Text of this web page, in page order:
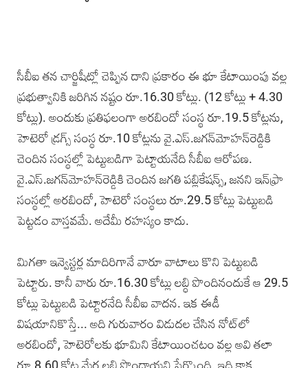
సీబీఐ తన చార్జిషీట్లో చెప్పిన దాని ప్రకారం ఈ భూ కేటాయింపు వల్ల
ప్రభుత్వానికి జరిగిన నష్టం రూ.16.30 కోట్లు. (12 కోట్లు + 4.30
కోట్లు). అందుకు ప్రతిఫలంగా అరబిందో సంస్థ రూ.19.5 కోట్లను,
హెటెరో డ్రగ్స్ సంస్థ రూ.10 కోట్లను వై.ఎస్.జగన్‌మోహన్‌రెడ్డికి
చెందిన సంస్థల్లో పెట్టుబడిగా పెట్టాయనేది సీబీఐ ఆరోపణ.
వై.ఎస్.జగన్‌మోహన్‌రెడ్డికి చెందిన జగతి పబ్లికేషన్స్, జనని ఇన్‌ఫ్రా
సంస్థల్లో అరబిందో, హెటెరో సంస్థలు రూ.29.5 కోట్లు పెట్టుబడి
పెట్టడం వాస్తవమే. అదేమీ రహస్యం కాదు.
మిగతా ఇన్వెస్టర్ల మాదిరిగానే వారూ వాటాలు కొని పెట్టుబడి
పెట్టారు. కానీ వారు రూ.16.30 కోట్లు లబ్ధి పొందినందుకే ఆ 29.5
కోట్లు పెట్టుబడి పెట్టారనేది సీబీఐ వాదన. ఇక ఈడీ
విషయానికొస్తే... అది గురువారం విడుదల చేసిన నోట్‌లో
అరబిందో, హెటెరోలకు భూమిని కేటాయించటం వల్ల అవి తలా